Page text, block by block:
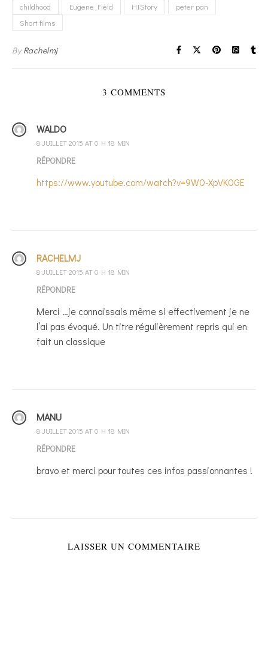
childhood Eugene Field HIStory
peter pan
Short films
ByRachelmj
3 COMMENTS
WALDO
8 JUILLET 2015 AT 0 H 18 MIN
RÉPONDRE
https://www.youtube.com/watch?v=9W0-XpVK0GE
RACHELMJ
8 JUILLET 2015 AT 0 H 18 MIN
RÉPONDRE
Merci …je connaissais même si effectivement je ne
l’ai pas évoqué. Un titre régulièrement repris qui en
fait un classique
MANU
8 JUILLET 2015 AT 0 H 18 MIN
RÉPONDRE
bravo et merci pour toutes ces infos passionnantes !
LAISSER UN COMMENTAIRE